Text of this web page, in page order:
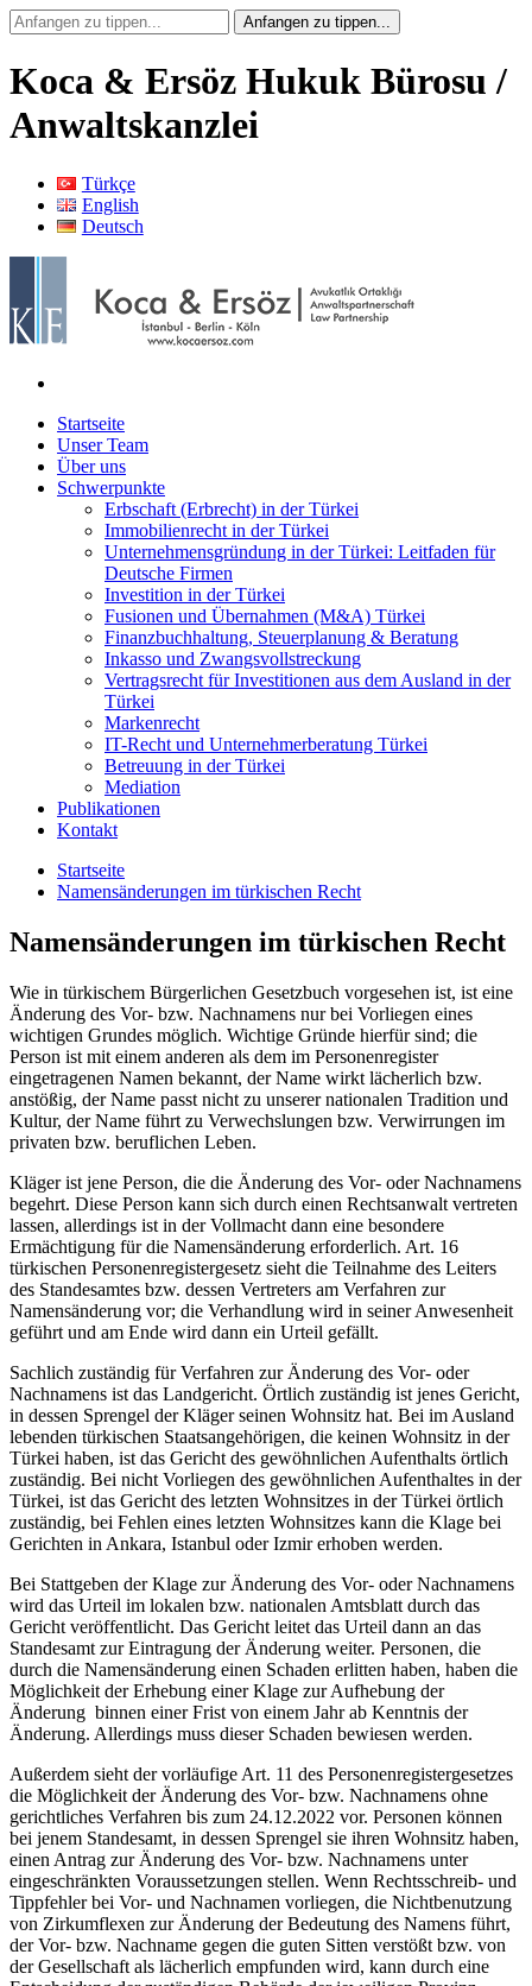
Koca & Ersöz Hukuk Bürosu /
Anwaltskanzlei
Türkçe
English
Deutsch
Startseite
Unser Team
Über uns
Schwerpunkte
Erbschaft (Erbrecht) in der Türkei
Immobilienrecht in der Türkei
Unternehmensgründung in der Türkei: Leitfaden für
Deutsche Firmen
Investition in der Türkei
Fusionen und Übernahmen (M&A) Türkei
Finanzbuchhaltung, Steuerplanung & Beratung
Inkasso und Zwangsvollstreckung
Vertragsrecht für Investitionen aus dem Ausland in der
Türkei
Markenrecht
IT-Recht und Unternehmerberatung Türkei
Betreuung in der Türkei
Mediation
Publikationen
Kontakt
Startseite
Namensänderungen im türkischen Recht
Namensänderungen im türkischen Recht
Wie in türkischem Bürgerlichen Gesetzbuch vorgesehen ist, ist eine
Änderung des Vor- bzw. Nachnamens nur bei Vorliegen eines
wichtigen Grundes möglich. Wichtige Gründe hierfür sind; die
Person ist mit einem anderen als dem im Personenregister
eingetragenen Namen bekannt, der Name wirkt lächerlich bzw.
anstößig, der Name passt nicht zu unserer nationalen Tradition und
Kultur, der Name führt zu Verwechslungen bzw. Verwirrungen im
privaten bzw. beruflichen Leben.
Kläger ist jene Person, die die Änderung des Vor- oder Nachnamens
begehrt. Diese Person kann sich durch einen Rechtsanwalt vertreten
lassen, allerdings ist in der Vollmacht dann eine besondere
Ermächtigung für die Namensänderung erforderlich. Art. 16
türkischen Personenregistergesetz sieht die Teilnahme des Leiters
des Standesamtes bzw. dessen Vertreters am Verfahren zur
Namensänderung vor; die Verhandlung wird in seiner Anwesenheit
geführt und am Ende wird dann ein Urteil gefällt.
Sachlich zuständig für Verfahren zur Änderung des Vor- oder
Nachnamens ist das Landgericht. Örtlich zuständig ist jenes Gericht,
in dessen Sprengel der Kläger seinen Wohnsitz hat. Bei im Ausland
lebenden türkischen Staatsangehörigen, die keinen Wohnsitz in der
Türkei haben, ist das Gericht des gewöhnlichen Aufenthalts örtlich
zuständig. Bei nicht Vorliegen des gewöhnlichen Aufenthaltes in der
Türkei, ist das Gericht des letzten Wohnsitzes in der Türkei örtlich
zuständig, bei Fehlen eines letzten Wohnsitzes kann die Klage bei
Gerichten in Ankara, Istanbul oder Izmir erhoben werden.
Bei Stattgeben der Klage zur Änderung des Vor- oder Nachnamens
wird das Urteil im lokalen bzw. nationalen Amtsblatt durch das
Gericht veröffentlicht. Das Gericht leitet das Urteil dann an das
Standesamt zur Eintragung der Änderung weiter. Personen, die
durch die Namensänderung einen Schaden erlitten haben, haben die
Möglichkeit der Erhebung einer Klage zur Aufhebung der
Änderung binnen einer Frist von einem Jahr ab Kenntnis der
Änderung. Allerdings muss dieser Schaden bewiesen werden.
Außerdem sieht der vorläufige Art. 11 des Personenregistergesetzes
die Möglichkeit der Änderung des Vor- bzw. Nachnamens ohne
gerichtliches Verfahren bis zum 24.12.2022 vor. Personen können
bei jenem Standesamt, in dessen Sprengel sie ihren Wohnsitz haben,
einen Antrag zur Änderung des Vor- bzw. Nachnamens unter
eingeschränkten Voraussetzungen stellen. Wenn Rechtsschreib- und
Tippfehler bei Vor- und Nachnamen vorliegen, die Nichtbenutzung
von Zirkumflexen zur Änderung der Bedeutung des Namens führt,
der Vor- bzw. Nachname gegen die guten Sitten verstößt bzw. von
der Gesellschaft als lächerlich empfunden wird, kann durch eine